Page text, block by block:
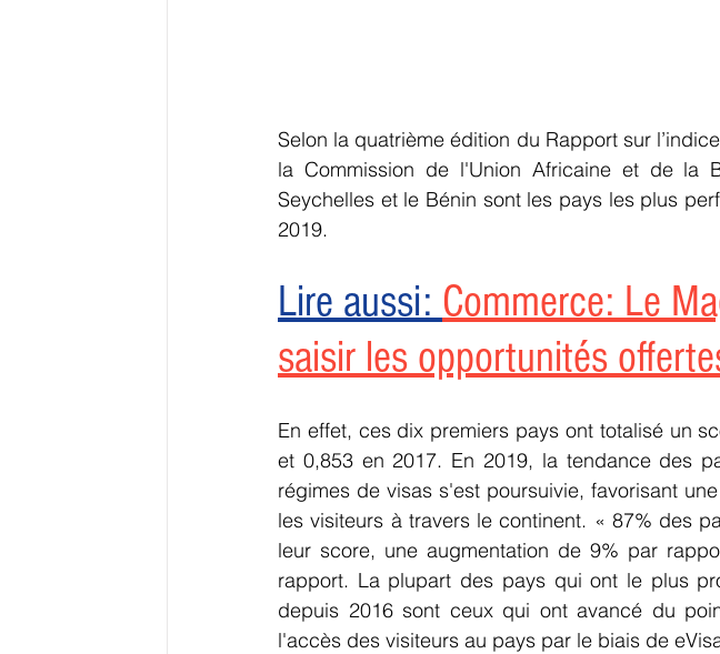
Selon la quatrième édition du Rapport sur
la Commission de l'Union Africaine et de la
Seychelles et le Bénin sont les pays les plus
2019.
Lire aussi: Commerce: Le
saisir les opportunités
En effet, ces dix premiers pays ont totalisé un
et 0,853 en 2017. En 2019, la tendance des
régimes de visas s'est poursuivie, favorisant
les visiteurs à travers le continent. « 87% des
leur score, une augmentation de 9% par
rapport. La plupart des pays qui ont le plus
depuis 2016 sont ceux qui ont avancé du
l'accès des visiteurs au pays par le biais de